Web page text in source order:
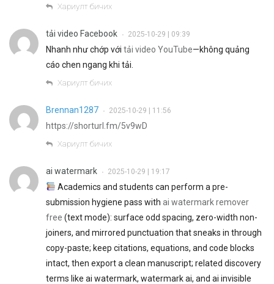
Хариулт бичих
tải video Facebook • 2025-10-29 | 09:39
Nhanh như chớp với tải video YouTube—không quảng
cáo chen ngang khi tải.
Хариулт бичих
Brennan1287 • 2025-10-29 | 11:56
https://shorturl.fm/5v9wD
Хариулт бичих
ai watermark • 2025-10-29 | 19:17
Academics and students can perform a pre-
submission hygiene pass with ai watermark remover
free (text mode): surface odd spacing, zero-width non-
joiners, and mirrored punctuation that sneaks in through
copy-paste; keep citations, equations, and code blocks
intact, then export a clean manuscript; related discovery
terms like ai watermark, watermark ai, and ai invisible